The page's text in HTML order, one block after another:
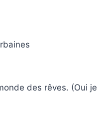
des rêves. (Oui